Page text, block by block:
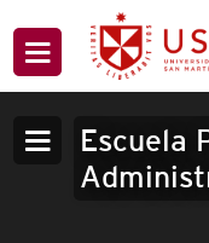
Escuela